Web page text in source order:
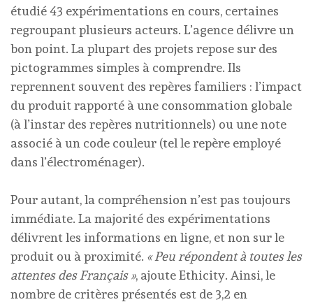
étudié 43 expérimentations en cours, certaines
regroupant plusieurs acteurs. L’agence délivre un
bon point. La plupart des projets repose sur des
pictogrammes simples à comprendre. Ils
reprennent souvent des repères familiers : l’impact
du produit rapporté à une consommation globale
(à l’instar des repères nutritionnels) ou une note
associé à un code couleur (tel le repère employé
dans l’électroménager).
Pour autant, la compréhension n’est pas toujours
immédiate. La majorité des expérimentations
délivrent les informations en ligne, et non sur le
produit ou à proximité. « Peu répondent à toutes les
attentes des Français », ajoute Ethicity. Ainsi, le
nombre de critères présentés est de 3,2 en